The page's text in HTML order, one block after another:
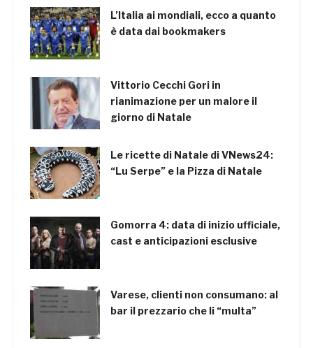
L’Italia ai mondiali, ecco a quanto
è data dai bookmakers
Vittorio Cecchi Gori in
rianimazione per un malore il
giorno di Natale
Le ricette di Natale di VNews24:
“Lu Serpe” e la Pizza di Natale
Gomorra 4: data di inizio ufficiale,
cast e anticipazioni esclusive
Varese, clienti non consumano: al
bar il prezzario che li “multa”